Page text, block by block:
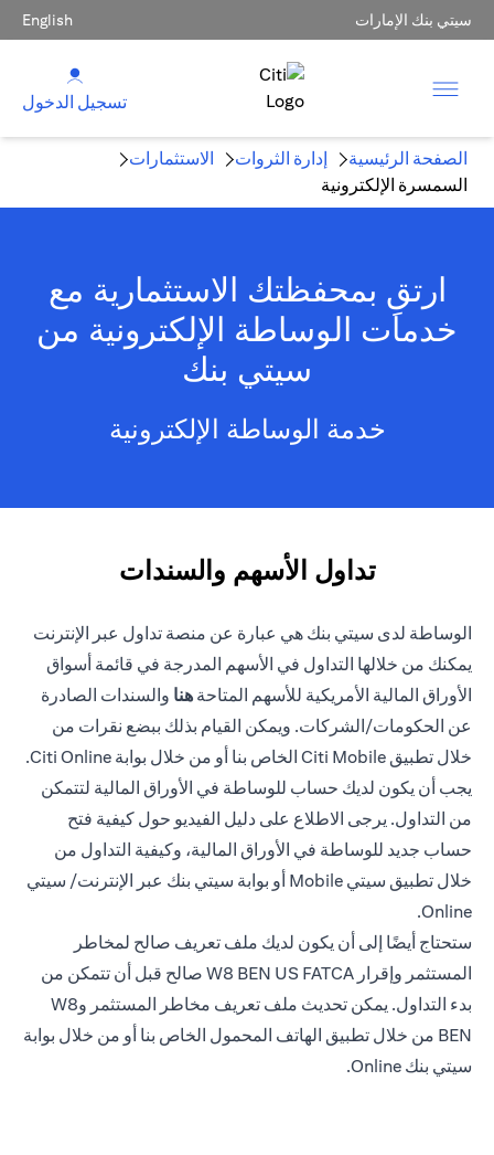
سيتي بنك الإمارات English
تسجيل الدخول
الصفحة الرئيسية إدارة الثروات
الاستثمارات
السمسرة الإلكترونية
ارتقِ بمحفظتك الاستثمارية مع
خدمات الوساطة الإلكترونية من
سيتي بنك
خدمة الوساطة الإلكترونية
تداول الأسهم والسندات
الوساطة لدى سيتي بنك هي عبارة عن منصة تداول عبر الإنترنت
يمكنك من خلالها التداول في الأسهم المدرجة في قائمة أسواق
الأوراق المالية الأمريكية للأسهم المتاحة هنا والسندات الصادرة
عن الحكومات/الشركات. ويمكن القيام بذلك ببضع نقرات من
خلال تطبيق Citi Mobile الخاص بنا أو من خلال بوابة Citi Online.
يجب أن يكون لديك حساب للوساطة في الأوراق المالية لتتمكن
من التداول. يرجى الاطلاع على دليل الفيديو حول كيفية فتح
حساب جديد للوساطة في الأوراق المالية، وكيفية التداول من
خلال تطبيق سيتي Mobile أو بوابة سيتي بنك عبر الإنترنت/ سيتي
Online.
ستحتاج أيضًا إلى أن يكون لديك ملف تعريف صالح لمخاطر
المستثمر وإقرار W8 BEN US FATCA صالح قبل أن تتمكن من
بدء التداول. يمكن تحديث ملف تعريف مخاطر المستثمر وW8
BEN من خلال تطبيق الهاتف المحمول الخاص بنا أو من خلال بوابة
سيتي بنك Online.